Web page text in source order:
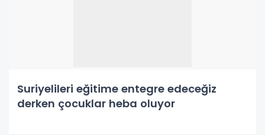
Suriyelileri eğitime entegre edeceğiz
derken çocuklar heba oluyor